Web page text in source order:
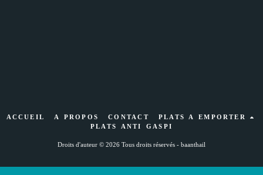
ACCUEIL A PROPOS CONTACT
PLATS A EMPORTER
PLATS ANTI GASPI
Droits d'auteur © 2026 Tous droits réservés - baanthail